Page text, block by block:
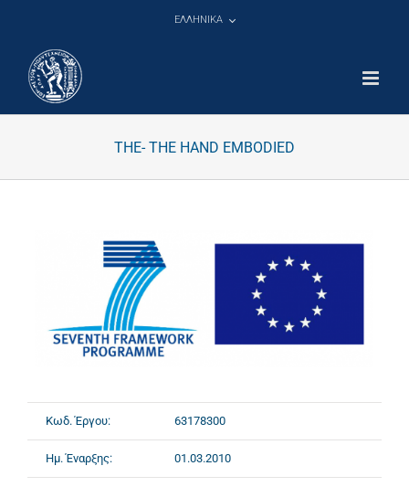
ΕΛΛΗΝΙΚΑ
THE- THE HAND EMBODIED
Κωδ. Έργου: 63178300
Ημ. Έναρξης: 01.03.2010